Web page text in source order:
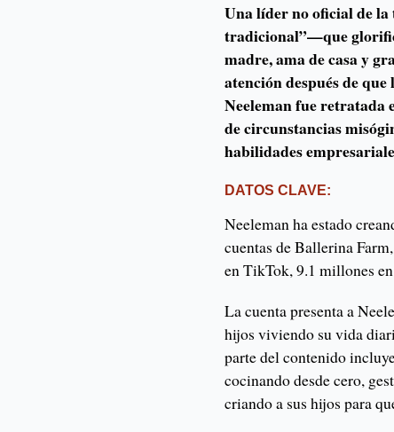
Una líder no oficial de la
tradicional”—que
madre, ama de casa y
atención después de
Neeleman fue retratada
de circunstancias
habilidades
DATOS CLAVE:
Neeleman ha estado
cuentas de Ballerina
en TikTok, 9.1 millones
La cuenta presenta a
hijos viviendo su vida
parte del contenido
cocinando desde cero,
criando a sus hijos para